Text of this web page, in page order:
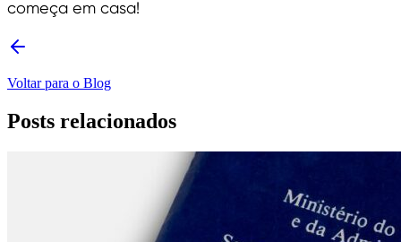
começa em casa!
Voltar para o Blog
Posts relacionados